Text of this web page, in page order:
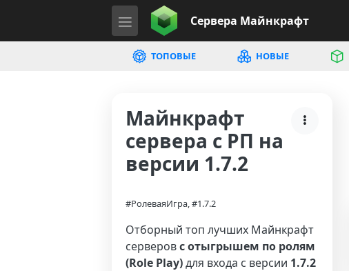
Сервера Майнкрафт
ТОПОВЫЕ НОВЫЕ
Майнкрафт
сервера с РП на
версии 1.7.2
#РолеваяИгра, #1.7.2
Отборный топ лучших Майнкрафт
серверовс отыгрышем по ролям
(Role Play)для входа с версии 1.7.2